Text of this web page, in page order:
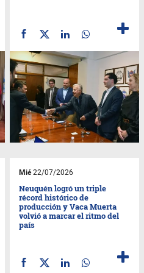
Mié22/07/2026
Neuquén logró un triple
récord histórico de
producción y Vaca Muerta
volvió a marcar el ritmo del
país